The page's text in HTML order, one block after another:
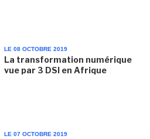
LE 08 OCTOBRE 2019
La transformation numérique
vue par 3 DSI en Afrique
LE 07 OCTOBRE 2019